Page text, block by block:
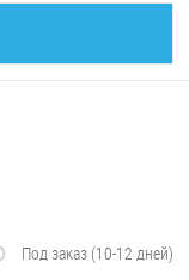
Под заказ (10-12 дней)